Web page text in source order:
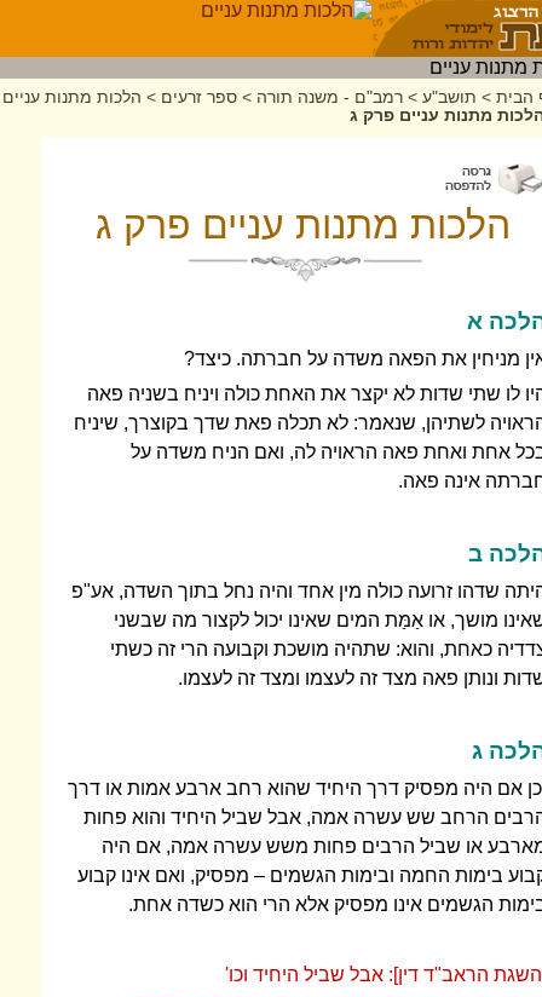
הבית > תושב"ע > רמב"ם - משנה תורה > ספר זרעים > הלכות מתנות עניים
מתנות עניים פרק ג
הלכות מתנות עניים פרק ג
א
מניחין את הפאה משדה על חברתה. כיצד?
לו שתי שדות לא יקצר את האחת כולה ויניח בשניה פאה
לשתיהן, שנאמר: לא תכלה פאת שדך בקוצרך, שיניח
אחת ואחת פאה הראויה לה, ואם הניח משדה על
אינה פאה.
ב
שדהו זרועה כולה מין אחד והיה נחל בתוך השדה, אע"פ
מושך, או אַמַּת המים שאינו יכול לקצור מה שבשני
כאחת, והוא: שתהיה מושכת וקבועה הרי זה כשתי
ונותן פאה מצד זה לעצמו ומצד זה לעצמו.
ג
אם היה מפסיק דרך היחיד שהוא רחב ארבע אמות או דרך
הרחב שש עשרה אמה, אבל שביל היחיד והוא פחות
או שביל הרבים פחות משש עשרה אמה, אם היה
בימות החמה ובימות הגשמים – מפסיק, ואם אינו קבוע
הגשמים אינו מפסיק אלא הרי הוא כשדה אחת.
הראב"ד דין]: אבל שביל היחיד וכו'